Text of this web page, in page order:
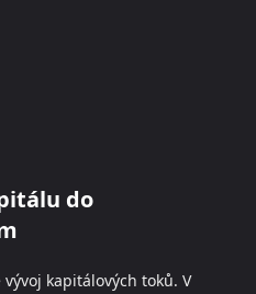
do
kapitálových toků. V